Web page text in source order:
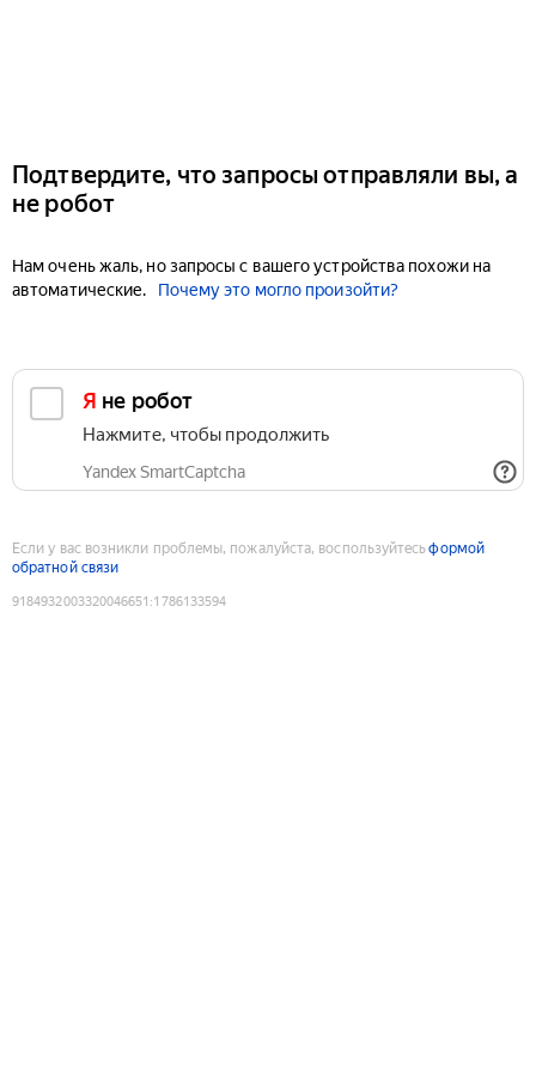
Подтвердите, что запросы отправляли вы, а
не робот
Нам очень жаль, но запросы с вашего устройства похожи на
автоматические.
Почему это могло произойти?
Я не робот
Нажмите, чтобы продолжить
Yandex SmartCaptcha
Если у вас возникли проблемы, пожалуйста, воспользуйтесьформой
обратной связи
9184932003320046651 :1786133594